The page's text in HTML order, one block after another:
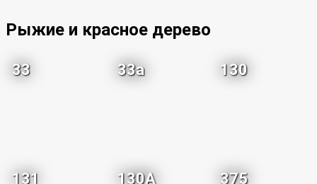
Рыжие и красное дерево
33 33a 130
131 130A 375